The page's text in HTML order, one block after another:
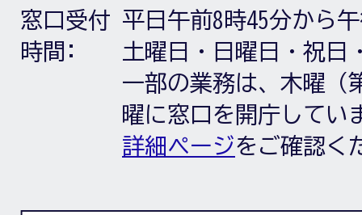
窓口受付
時間:
平日午前8時45分から
土曜日・日曜日・祝日
一部の業務は、木曜（
曜に窓口を開庁してい
詳細ページをご確認く